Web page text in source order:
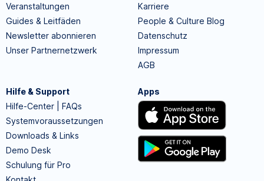
Veranstaltungen
Guides & Leitfäden
Newsletter abonnieren
Unser Partnernetzwerk
Karriere
People & Culture Blog
Datenschutz
Impressum
AGB
Hilfe & Support
Hilfe-Center | FAQs
Systemvoraussetzungen
Downloads & Links
Demo Desk
Schulung für Pro
Apps